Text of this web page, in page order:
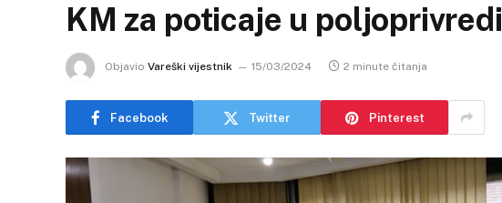
KM za poticaje u poljoprivredi
Objavio Vareški vijestnik 15/03/2024 2 minute čitanja
Facebook Twitter Pinterest